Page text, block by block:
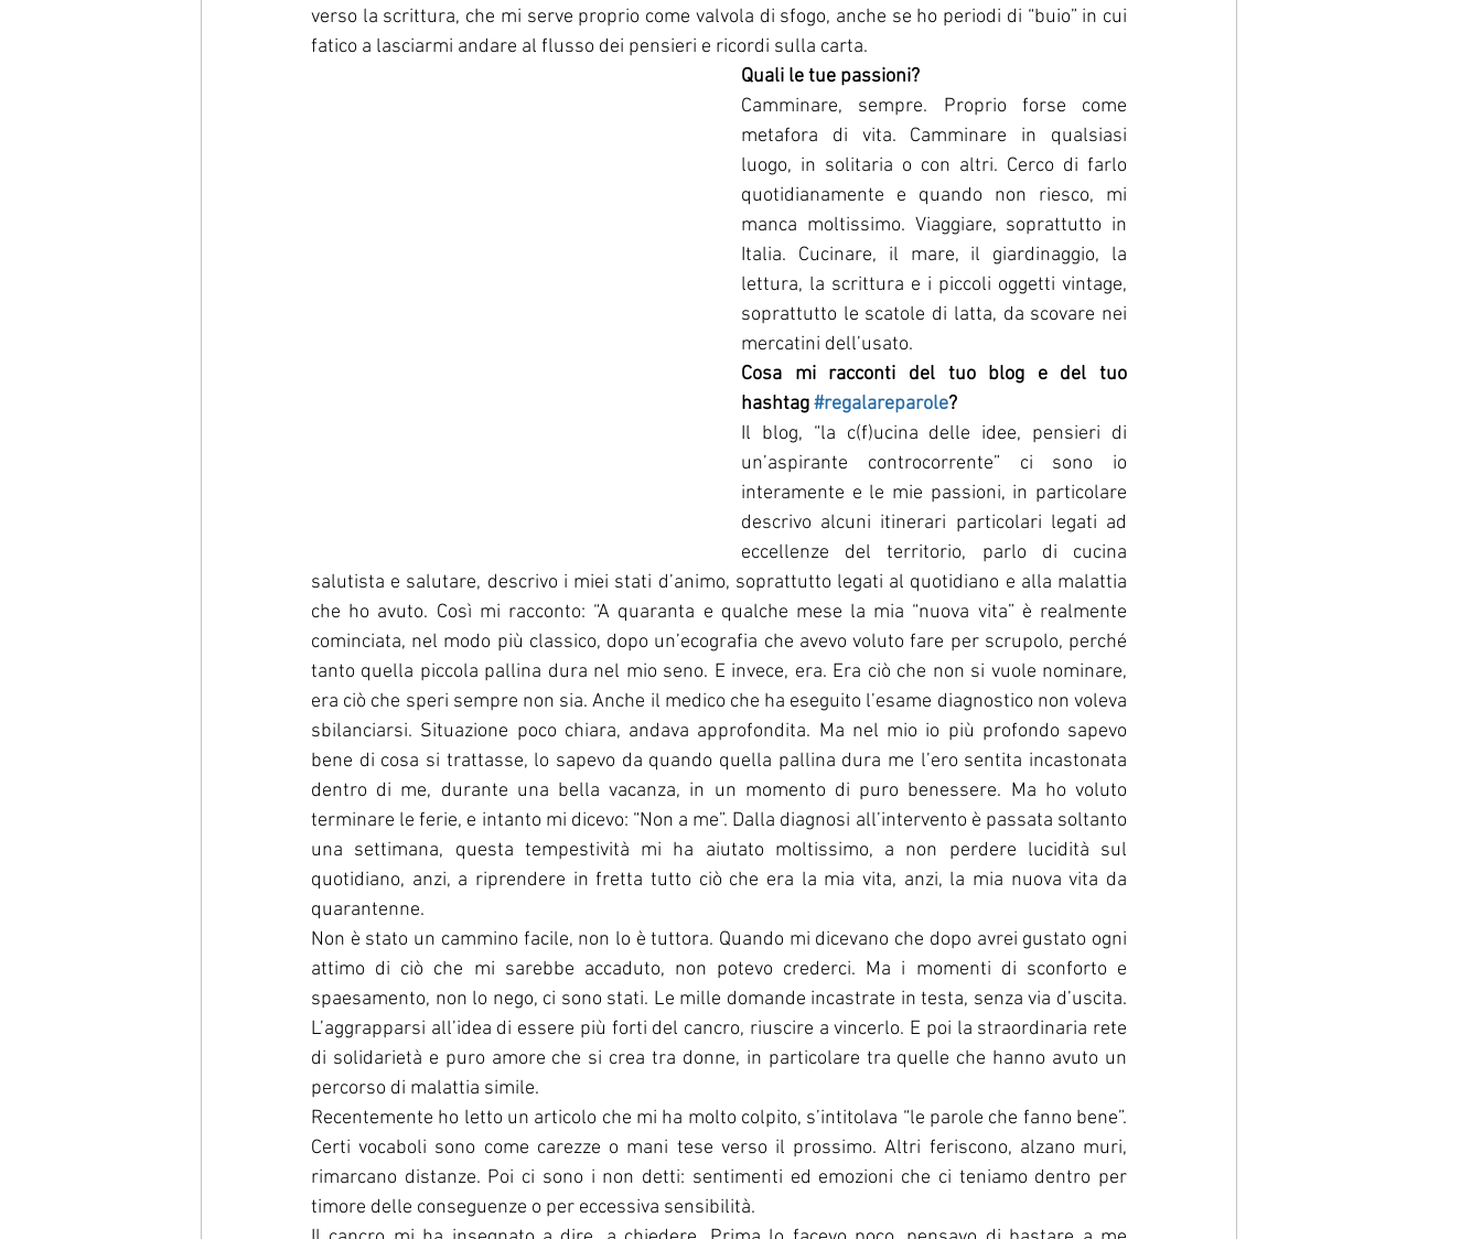
verso la scrittura, che mi serve proprio come valvola di sfogo, anche se ho periodi di “buio” in cui
fatico a lasciarmi andare al flusso dei pensieri e ricordi sulla carta.
Quali le tue passioni?
Camminare, sempre. Proprio forse come
metafora di vita. Camminare in qualsiasi
luogo, in solitaria o con altri. Cerco di farlo
quotidianamente e quando non riesco, mi
manca moltissimo. Viaggiare, soprattutto in
Italia. Cucinare, il mare, il giardinaggio, la
lettura, la scrittura e i piccoli oggetti vintage,
soprattutto le scatole di latta, da scovare nei
mercatini dell’usato.
Cosa mi racconti del tuo blog e del tuo
hashtag #regalareparole?
Il blog, “la c(f)ucina delle idee, pensieri di
un’aspirante controcorrente” ci sono io
interamente e le mie passioni, in particolare
descrivo alcuni itinerari particolari legati ad
eccellenze del territorio, parlo di cucina
salutista e salutare, descrivo i miei stati d’animo, soprattutto legati al quotidiano e alla malattia
che ho avuto. Così mi racconto: “A quaranta e qualche mese la mia “nuova vita” è realmente
cominciata, nel modo più classico, dopo un’ecografia che avevo voluto fare per scrupolo, perché
tanto quella piccola pallina dura nel mio seno. E invece, era. Era ciò che non si vuole nominare,
era ciò che speri sempre non sia. Anche il medico che ha eseguito l’esame diagnostico non voleva
sbilanciarsi. Situazione poco chiara, andava approfondita. Ma nel mio io più profondo sapevo
bene di cosa si trattasse, lo sapevo da quando quella pallina dura me l’ero sentita incastonata
dentro di me, durante una bella vacanza, in un momento di puro benessere. Ma ho voluto
terminare le ferie, e intanto mi dicevo: “Non a me”. Dalla diagnosi all’intervento è passata soltanto
una settimana, questa tempestività mi ha aiutato moltissimo, a non perdere lucidità sul
quotidiano, anzi, a riprendere in fretta tutto ciò che era la mia vita, anzi, la mia nuova vita da
quarantenne.
Non è stato un cammino facile, non lo è tuttora. Quando mi dicevano che dopo avrei gustato ogni
attimo di ciò che mi sarebbe accaduto, non potevo crederci. Ma i momenti di sconforto e
spaesamento, non lo nego, ci sono stati. Le mille domande incastrate in testa, senza via d’uscita.
L’aggrapparsi all’idea di essere più forti del cancro, riuscire a vincerlo. E poi la straordinaria rete
di solidarietà e puro amore che si crea tra donne, in particolare tra quelle che hanno avuto un
percorso di malattia simile.
Recentemente ho letto un articolo che mi ha molto colpito, s’intitolava “le parole che fanno bene”.
Certi vocaboli sono come carezze o mani tese verso il prossimo. Altri feriscono, alzano muri,
rimarcano distanze. Poi ci sono i non detti: sentimenti ed emozioni che ci teniamo dentro per
timore delle conseguenze o per eccessiva sensibilità.